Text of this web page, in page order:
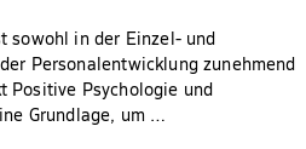
sowohl in der Einzel- und
Personalentwicklung zunehmend
Positive Psychologie und
Grundlage, um …